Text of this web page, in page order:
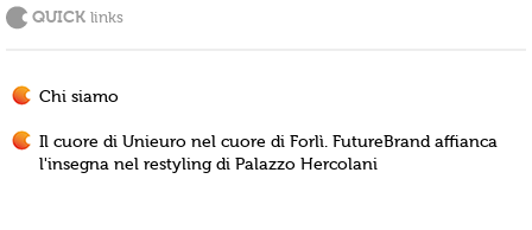
QUICK links
Chi siamo
Il cuore di Unieuro nel cuore di Forlì. FutureBrand affianca
l'insegna nel restyling di Palazzo Hercolani